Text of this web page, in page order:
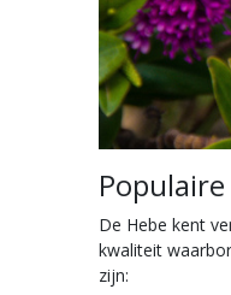
De Hebe kent
kwaliteit
zijn: